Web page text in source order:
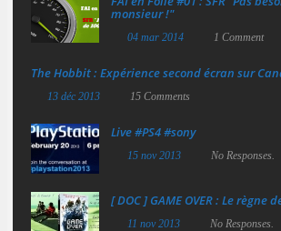
monsieur !"
04 mar 2014 1 Comment
The Hobbit : Expérience second écran sur
13 déc 2013 15 Comments
Live #PS4 #sony
15 nov 2013 No Responses.
[ DOC ] GAME OVER : Le règne
11 nov 2013 No Responses.